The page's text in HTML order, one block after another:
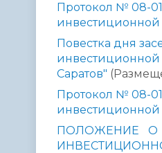
Протокол № 08-
инвестиционной
Повестка дня
инвестиционной
Саратов"
Протокол № 08-
инвестиционной
ПОЛОЖЕНИЕ О